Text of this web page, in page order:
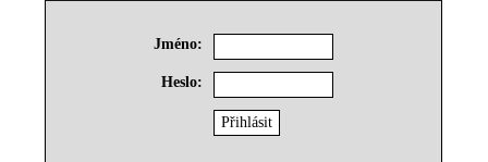
Jméno:
Heslo: